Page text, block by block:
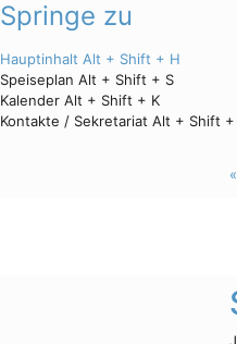
Springe zu
Hauptinhalt Alt + Shift + H
Speiseplan Alt + Shift + S
Kalender Alt + Shift + K
Kontakte / Sekretariat Alt + Shift +